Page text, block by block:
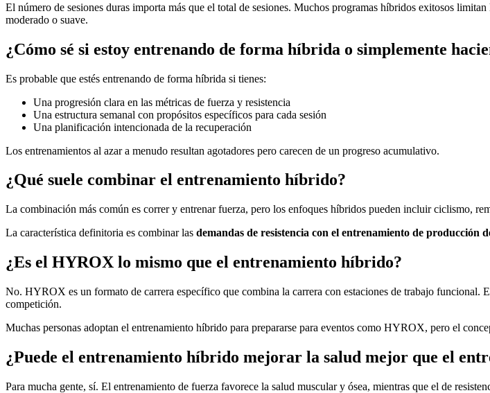
El número de sesiones duras importa más que el total de sesiones. Muchos programas híbridos exitosos
moderado o suave.
¿Cómo sé si estoy entrenando de forma híbrida o simplemente
Es probable que estés entrenando de forma híbrida si tienes:
Una progresión clara en las métricas de fuerza y resistencia
Una estructura semanal con propósitos específicos para cada sesión
Una planificación intencionada de la recuperación
Los entrenamientos al azar a menudo resultan agotadores pero carecen de un progreso acumulativo.
¿Qué suele combinar el entrenamiento híbrido?
La combinación más común es correr y entrenar fuerza, pero los enfoques híbridos pueden incluir ciclismo,
La característica definitoria es combinar las demandas de resistencia con el entrenamiento de producción
¿Es el HYROX lo mismo que el entrenamiento híbrido?
No. HYROX es un formato de carrera específico que combina la carrera con estaciones de trabajo
competición.
Muchas personas adoptan el entrenamiento híbrido para prepararse para eventos como HYROX, pero el
¿Puede el entrenamiento híbrido mejorar la salud mejor que el
Para mucha gente, sí. El entrenamiento de fuerza favorece la salud muscular y ósea, mientras que el de